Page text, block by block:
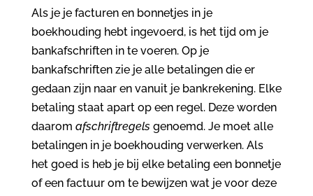
Als je je facturen en bonnetjes in je
boekhouding hebt ingevoerd, is het tijd om je
bankafschriften in te voeren. Op je
bankafschriften zie je alle betalingen die er
gedaan zijn naar en vanuit je bankrekening. Elke
betaling staat apart op een regel. Deze worden
daarom afschriftregelsgenoemd. Je moet alle
betalingen in je boekhouding verwerken. Als
het goed is heb je bij elke betaling een bonnetje
of een factuur om te bewijzen wat je voor deze